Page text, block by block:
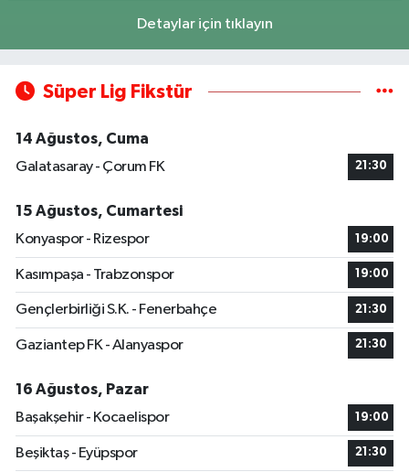
Detaylar için tıklayın
Süper Lig Fikstür
14 Ağustos, Cuma
Galatasaray - Çorum FK
21:30
15 Ağustos, Cumartesi
Konyaspor - Rizespor
19:00
Kasımpaşa - Trabzonspor 19:00
Gençlerbirliği S.K. - Fenerbahçe 21:30
Gaziantep FK - Alanyaspor 21:30
16 Ağustos, Pazar
Başakşehir - Kocaelispor
19:00
Beşiktaş - Eyüpspor 21:30